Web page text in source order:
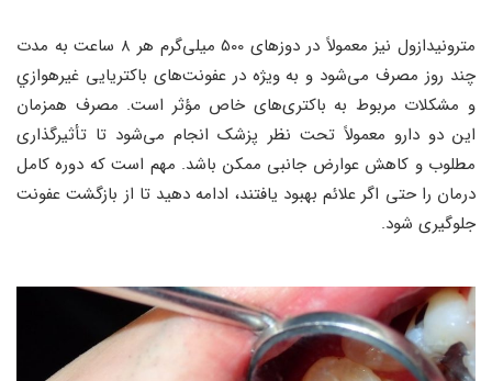
مترونیدازول نیز معمولاً در دوزهای 500 میلی‌گرم هر ۸ ساعت به مدت
چند روز مصرف می‌شود و به ویژه در عفونت‌های باکتریایی غيرهوازي
و مشکلات مربوط به باکتری‌های خاص مؤثر است. مصرف همزمان
این دو دارو معمولاً تحت نظر پزشک انجام می‌شود تا تأثیرگذاری
مطلوب و کاهش عوارض جانبی ممکن باشد. مهم است که دوره کامل
درمان را حتی اگر علائم بهبود یافتند، ادامه دهید تا از بازگشت عفونت
جلوگیری شود.